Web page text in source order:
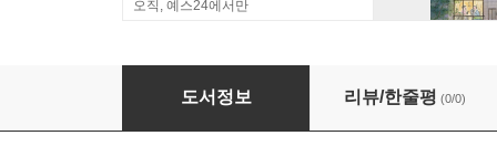
오직, 예스24에서만
푸른 비상구
도서정보 리뷰/한줄평 (0/0)